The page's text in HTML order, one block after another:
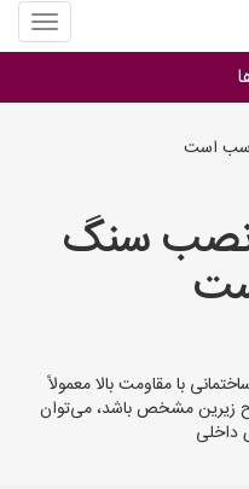
منوی
سایت
چسب
است
نصب سنگ
با مقاومت بالا معمولاً
زیرین مشخص باشد، می‌توان
داخلی